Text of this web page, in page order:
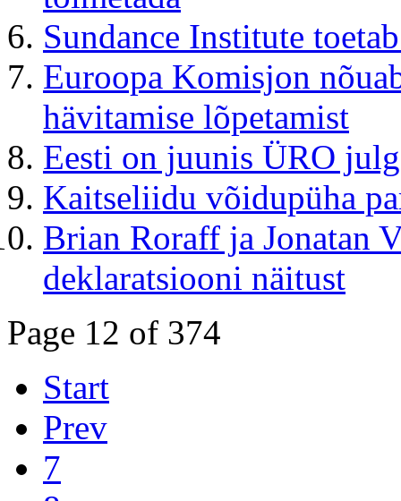
Sundance Institute
Euroopa Komisjon
hävitamise lõpetamist
Eesti on juunis ÜRO
Kaitseliidu võidupüha
Brian Roraff ja Jonatan
deklaratsiooni näitust
Page 12 of 374
Start
Prev
7